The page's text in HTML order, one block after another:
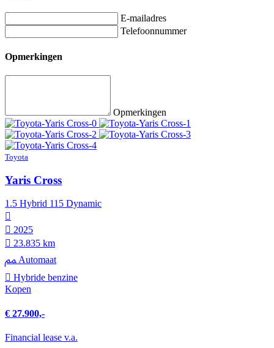
E-mailadres
Telefoonnummer
Opmerkingen
Opmerkingen
Toyota
Yaris Cross
1.5 Hybrid 115 Dynamic
2025
23.835 km
Automaat
Hybride benzine
Kopen
€ 27.900,-
Financial lease v.a.